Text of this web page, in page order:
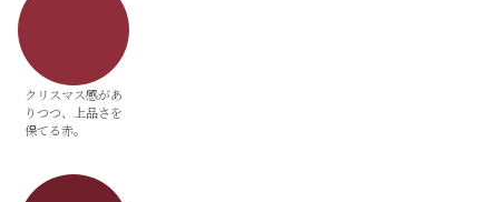
クリスマス感があ
りつつ、上品さを
保てる赤。